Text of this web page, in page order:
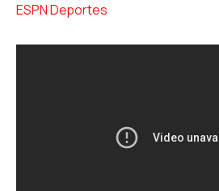
ESPN Deportes